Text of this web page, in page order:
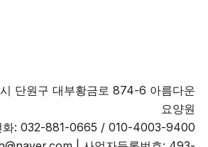
단원구 대부황금로 874-6 아름다운
요양원
화: 032-881-0665 / 010-4003-9400